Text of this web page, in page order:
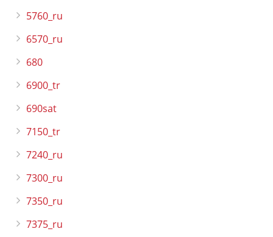
5760_ru
6570_ru
680
6900_tr
690sat
7150_tr
7240_ru
7300_ru
7350_ru
7375_ru